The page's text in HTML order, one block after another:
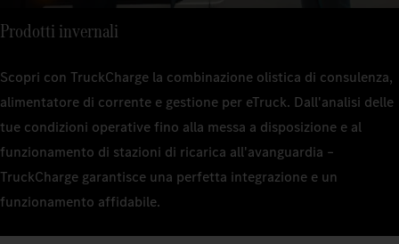
Prodotti invernali
Scopri con TruckCharge la combinazione olistica di consulenza,
alimentatore di corrente e gestione per eTruck. Dall'analisi delle
tue condizioni operative fino alla messa a disposizione e al
funzionamento di stazioni di ricarica all'avanguardia –
TruckCharge garantisce una perfetta integrazione e un
funzionamento affidabile.